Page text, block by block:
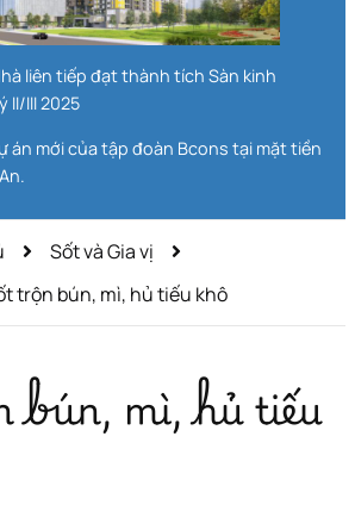
II/III 2025
án mới của tập đoàn Bcons tại mặt tiền
Sốt và Gia vị
trộn bún, mì, hủ tiếu khô
mì, hủ tiếu